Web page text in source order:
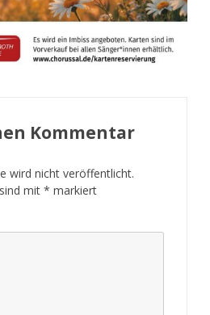
Kommentar
wird nicht veröffentlicht.
mit * markiert